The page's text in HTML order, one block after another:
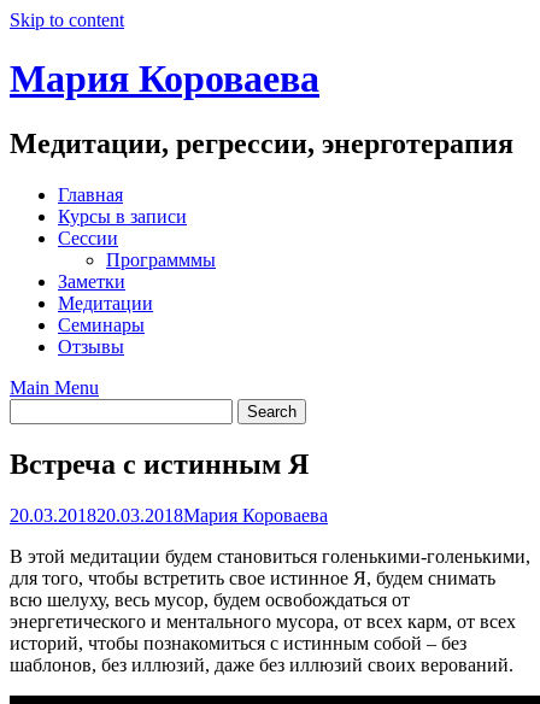
Skip to content
Мария Короваева
Медитации, регрессии, энерготерапия
Главная
Курсы в записи
Сессии
Программмы
Заметки
Медитации
Семинары
Отзывы
Main Menu
Встреча с истинным Я
20.03.201820.03.2018Мария Короваева
В этой медитации будем становиться голенькими-голенькими,
для того, чтобы встретить свое истинное Я, будем снимать
всю шелуху, весь мусор, будем освобождаться от
энергетического и ментального мусора, от всех карм, от всех
историй, чтобы познакомиться с истинным собой – без
шаблонов, без иллюзий, даже без иллюзий своих верований.